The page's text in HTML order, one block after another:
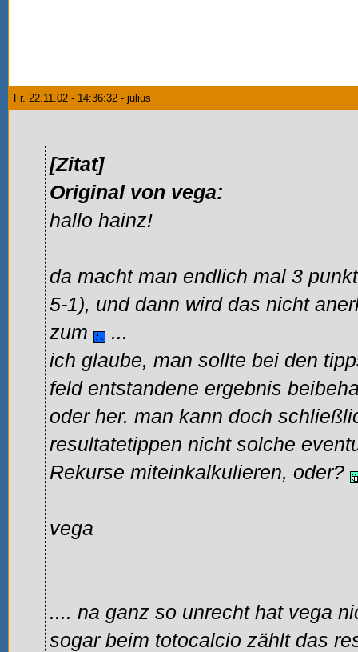
Fr. 22.11.02 - 14:36:32 - julius
[Zitat]
Original von vega:
hallo hainz!
da macht man endlich mal 3
5-1), und dann wird das nicht
zum
...
ich glaube, man sollte bei den
feld entstandene ergebnis
oder her. man kann doch
resultatetippen nicht solche
Rekurse miteinkalkulieren, oder?
vega
.... na ganz so unrecht hat vega
sogar beim totocalcio zählt das